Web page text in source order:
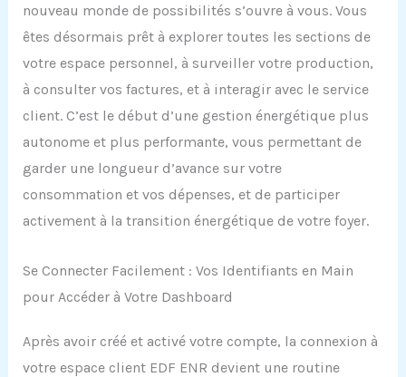
nouveau monde de possibilités s’ouvre à vous. Vous
êtes désormais prêt à explorer toutes les sections de
votre espace personnel, à surveiller votre production,
à consulter vos factures, et à interagir avec le service
client. C’est le début d’une gestion énergétique plus
autonome et plus performante, vous permettant de
garder une longueur d’avance sur votre
consommation et vos dépenses, et de participer
activement à la transition énergétique de votre foyer.
Se Connecter Facilement : Vos Identifiants en Main
pour Accéder à Votre Dashboard
Après avoir créé et activé votre compte, la connexion à
votre espace client EDF ENR devient une routine